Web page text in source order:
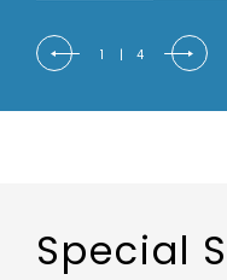
2 | 4
Special